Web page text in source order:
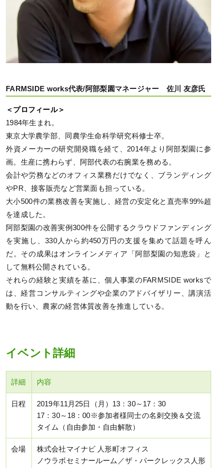
FARMSIDE works代表/阿部梨園マネージャー 佐川 友彦氏
＜プロフィール＞
1984年生まれ。
東京大学農学部、同農学生命科学研究科修士卒。
外資メーカーの研究開発職を経て、2014年より阿部梨園に参
画。生産に携わらず、阿部代表の右腕業を務める。
会計や労務などのオフィス業務だけでなく、ブランディング
やPR、接客販売など営業面も担っている。
大小500件の業務改善を実施し、経営の安定化と直売率99%超
を達成した。
阿部梨園の改善実例300件を公開するクラウドファンディング
を実施し、330人から約450万円の支援を集めて話題を呼ん
だ。その成果はオンラインメディア「阿部梨園の知恵袋」と
して無料公開されている。
それらの経験と実績を基に、個人事業のFARMSIDE worksで
は、経営コンサルティングや企業のアドバイザリー、講演活
動を行い、農家の経営体質改善を推進している。
イベント詳細
詳細 内容
日程
2019年11月25日（月）13：30～17：30
17：30～18：00※参加者様同士の名刺交換＆交流
タイム（自由参加・自由解散）
会場
株式会社マイナビ 人形町オフィス
ノウラボセミナールーム／ザ・パークレックス人形